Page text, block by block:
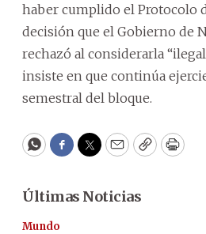
haber cumplido el Protocolo
decisión que el Gobierno de
rechazó al considerarla
insiste en que continúa
semestral del bloque.
WhatsApp
Facebook
Twitter
EmailCopyPrint
Últimas Noticias
Mundo